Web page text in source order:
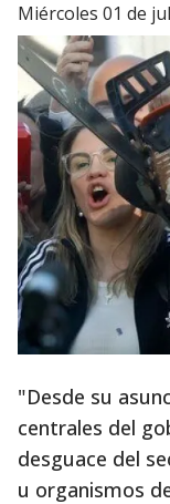
miércoles 01 de
"Desde su
centrales del
desguace del
u organismos